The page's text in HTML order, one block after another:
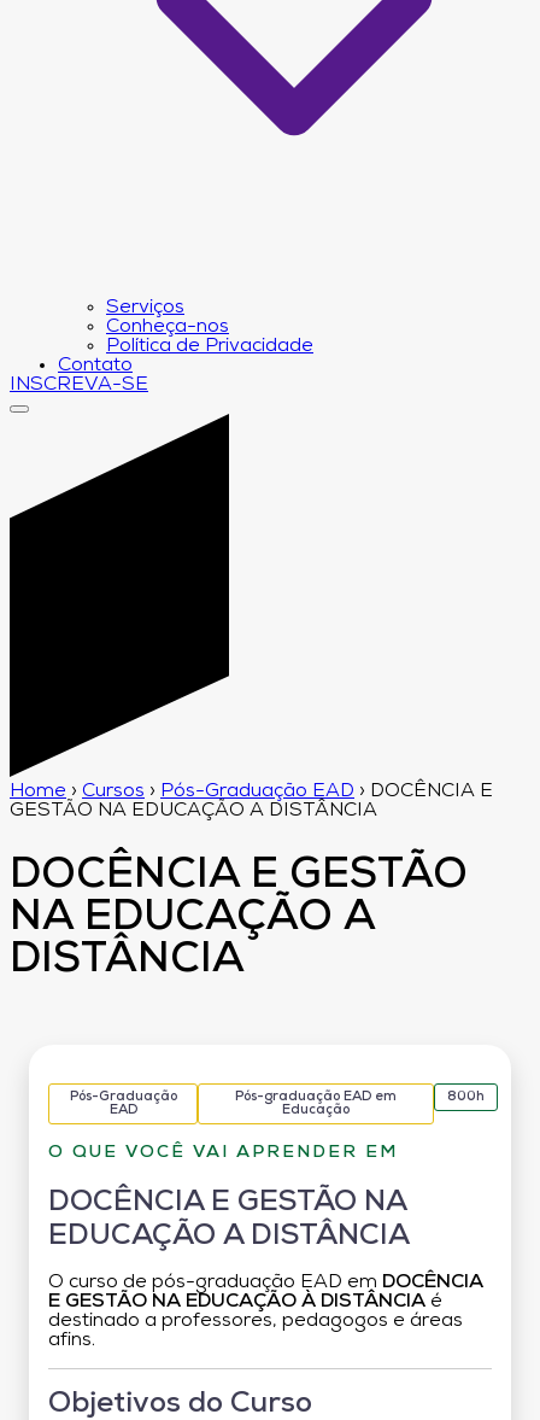
Serviços
Conheça-nos
Política de Privacidade
Contato
INSCREVA-SE
Home › Cursos › Pós-Graduação EAD › DOCÊNCIA E
GESTÃO NA EDUCAÇÃO A DISTÂNCIA
DOCÊNCIA E GESTÃO
NA EDUCAÇÃO A
DISTÂNCIA
Pós-Graduação
EAD
Pós-graduação EAD em
Educação
800h
O QUE VOCÊ VAI APRENDER EM
DOCÊNCIA E GESTÃO NA
EDUCAÇÃO A DISTÂNCIA
O curso de pós-graduação EAD em DOCÊNCIA
E GESTÃO NA EDUCAÇÃO À DISTÂNCIA é
destinado a professores, pedagogos e áreas
afins.
Objetivos do Curso